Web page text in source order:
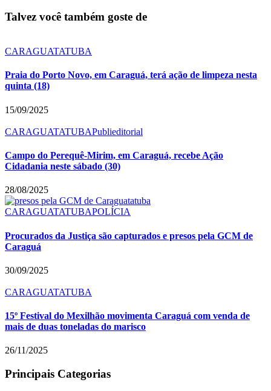
Talvez você também goste de
CARAGUATATUBA
Praia do Porto Novo, em Caraguá, terá ação de limpeza nesta
quinta (18)
15/09/2025
CARAGUATATUBAPublieditorial
Campo do Perequê-Mirim, em Caraguá, recebe Ação
Cidadania neste sábado (30)
28/08/2025
CARAGUATATUBAPOLÍCIA
Procurados da Justiça são capturados e presos pela GCM de
Caraguá
30/09/2025
CARAGUATATUBA
15º Festival do Mexilhão movimenta Caraguá com venda de
mais de duas toneladas do marisco
26/11/2025
Principais Categorias